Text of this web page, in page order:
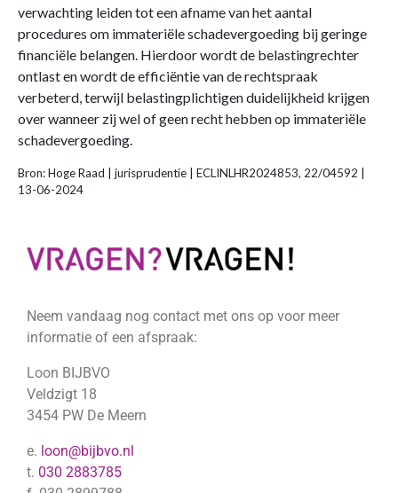
verwachting leiden tot een afname van het aantal
procedures om immateriële schadevergoeding bij geringe
financiële belangen. Hierdoor wordt de belastingrechter
ontlast en wordt de efficiëntie van de rechtspraak
verbeterd, terwijl belastingplichtigen duidelijkheid krijgen
over wanneer zij wel of geen recht hebben op immateriële
schadevergoeding.
Bron: Hoge Raad | jurisprudentie | ECLINLHR2024853, 22/04592 |
13-06-2024
Neem vandaag nog contact met ons op voor meer
informatie of een afspraak:
Loon BIJBVO
Veldzigt 18
3454 PW De Meern
e. loon@bijbvo.nl
t. 030 2883785